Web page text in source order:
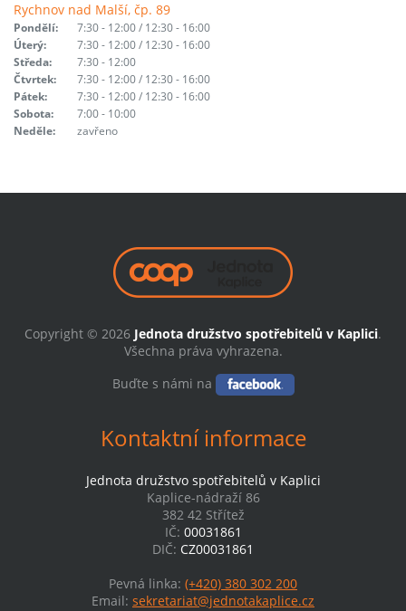
Rychnov nad Malší, čp. 89
Pondělí:
7:30 - 12:00 / 12:30 - 16:00
Úterý:
7:30 - 12:00 / 12:30 - 16:00
Středa:
7:30 - 12:00
Čtvrtek:
7:30 - 12:00 / 12:30 - 16:00
Pátek:
7:30 - 12:00 / 12:30 - 16:00
Sobota:
7:00 - 10:00
Neděle:
zavřeno
Copyright © 2026 Jednota družstvo spotřebitelů v Kaplici.
Všechna práva vyhrazena.
Buďte s námi na
Kontaktní informace
Jednota družstvo spotřebitelů v Kaplici
Kaplice-nádraží 86
382 42 Střítež
IČ: 00031861
DIČ: CZ00031861
Pevná linka: (+420) 380 302 200
Email: sekretariat@jednotakaplice.cz